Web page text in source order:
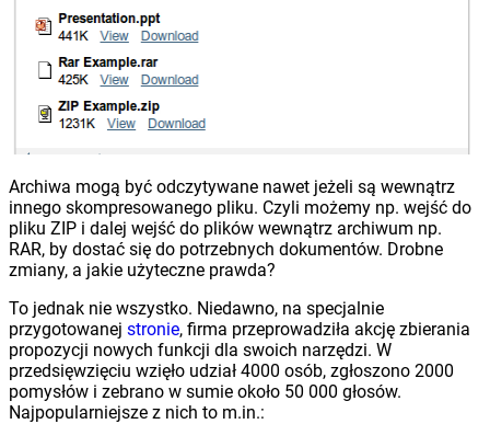
Archiwa mogą być odczytywane nawet jeżeli są wewnątrz
innego skompresowanego pliku. Czyli możemy np. wejść do
pliku ZIP i dalej wejść do plików wewnątrz archiwum np.
RAR, by dostać się do potrzebnych dokumentów. Drobne
zmiany, a jakie użyteczne prawda?
To jednak nie wszystko. Niedawno, na specjalnie
przygotowanej stronie, firma przeprowadziła akcję zbierania
propozycji nowych funkcji dla swoich narzędzi. W
przedsięwzięciu wzięło udział 4000 osób, zgłoszono 2000
pomysłów i zebrano w sumie około 50 000 głosów.
Najpopularniejsze z nich to m.in.: